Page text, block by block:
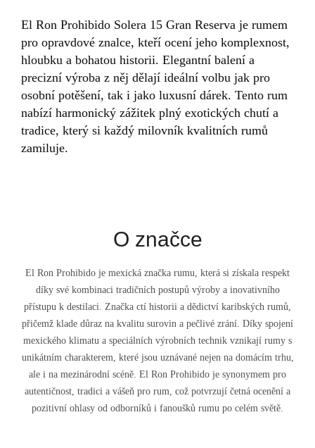
El Ron Prohibido Solera 15 Gran Reserva je rumem
pro opravdové znalce, kteří ocení jeho komplexnost,
hloubku a bohatou historii. Elegantní balení a
precizní výroba z něj dělají ideální volbu jak pro
osobní potěšení, tak i jako luxusní dárek. Tento rum
nabízí harmonický zážitek plný exotických chutí a
tradice, který si každý milovník kvalitních rumů
zamiluje.
O značce
El Ron Prohibido je mexická značka rumu, která si získala respekt
díky své kombinaci tradičních postupů výroby a inovativního
přístupu k destilaci. Značka ctí historii a dědictví karibských rumů,
přičemž klade důraz na kvalitu surovin a pečlivé zrání. Díky spojení
mexického klimatu a speciálních výrobních technik vznikají rumy s
unikátním charakterem, které jsou uznávané nejen na domácím trhu,
ale i na mezinárodní scéně. El Ron Prohibido je synonymem pro
autentičnost, tradici a vášeň pro rum, což potvrzují četná ocenění a
pozitivní ohlasy od odborníků i fanoušků rumu po celém světě.